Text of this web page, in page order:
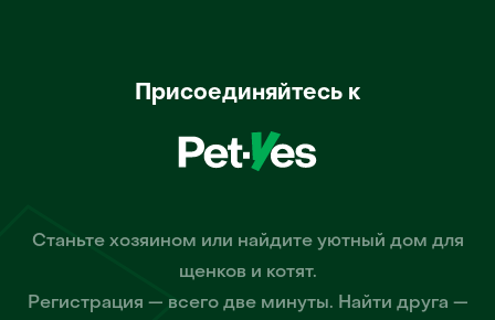
Присоединяйтесь к
Станьте хозяином или найдите уютный дом для
щенков и котят.
Регистрация — всего две минуты. Найти друга —